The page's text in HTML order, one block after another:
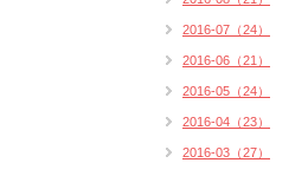
2016-07（24）
2016-06（21）
2016-05（24）
2016-04（23）
2016-03（27）